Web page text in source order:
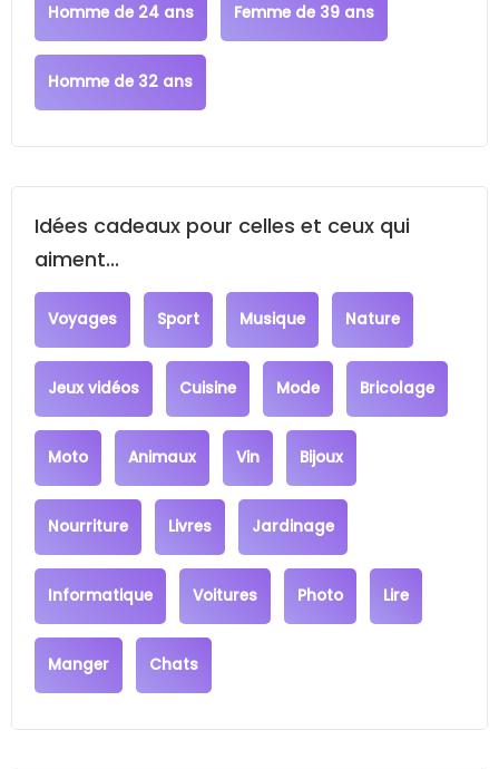
Homme de 24 ans Femme de 39 ans
Homme de 32 ans
Idées cadeaux pour celles et ceux qui
aiment...
Voyages Sport Musique Nature
Jeux vidéos Cuisine Mode Bricolage
Moto Animaux Vin Bijoux
Nourriture Livres Jardinage
Informatique Voitures Photo Lire
Manger Chats